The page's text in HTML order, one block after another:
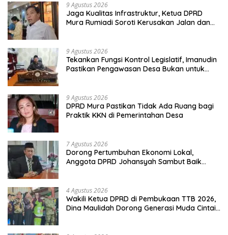
9 Agustus 2026
Jaga Kualitas Infrastruktur, Ketua DPRD
Mura Rumiadi Soroti Kerusakan Jalan dan
9 Agustus 2026
Tekankan Fungsi Kontrol Legislatif, Imanudin
Pastikan Pengawasan Desa Bukan untuk
9 Agustus 2026
DPRD Mura Pastikan Tidak Ada Ruang bagi
Praktik KKN di Pemerintahan Desa
7 Agustus 2026
Dorong Pertumbuhan Ekonomi Lokal,
Anggota DPRD Johansyah Sambut Baik
4 Agustus 2026
Wakili Ketua DPRD di Pembukaan TTB 2026,
Dina Maulidah Dorong Generasi Muda Cintai